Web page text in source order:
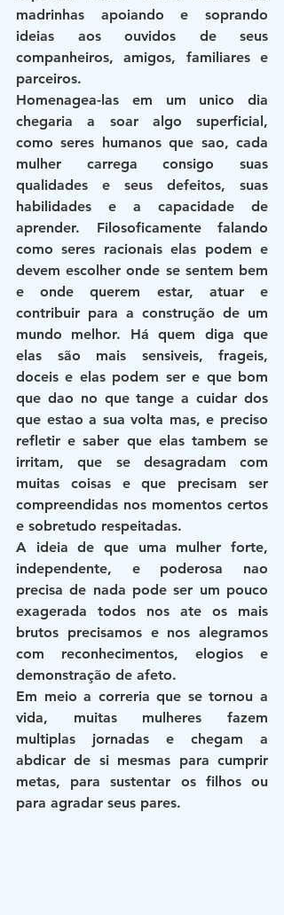
madrinhas apoiando e soprando
ideias aos ouvidos de seus
companheiros, amigos, familiares e
parceiros.
Homenagea-las em um unico dia
chegaria a soar algo superficial,
como seres humanos que sao, cada
mulher carrega consigo suas
qualidades e seus defeitos, suas
habilidades e a capacidade de
aprender. Filosoficamente falando
como seres racionais elas podem e
devem escolher onde se sentem bem
e onde querem estar, atuar e
contribuir para a construção de um
mundo melhor. Há quem diga que
elas são mais sensiveis, frageis,
doceis e elas podem ser e que bom
que dao no que tange a cuidar dos
que estao a sua volta mas, e preciso
refletir e saber que elas tambem se
irritam, que se desagradam com
muitas coisas e que precisam ser
compreendidas nos momentos certos
e sobretudo respeitadas.
A ideia de que uma mulher forte,
independente, e poderosa nao
precisa de nada pode ser um pouco
exagerada todos nos ate os mais
brutos precisamos e nos alegramos
com reconhecimentos, elogios e
demonstração de afeto.
Em meio a correria que se tornou a
vida, muitas mulheres fazem
multiplas jornadas e chegam a
abdicar de si mesmas para cumprir
metas, para sustentar os filhos ou
para agradar seus pares.